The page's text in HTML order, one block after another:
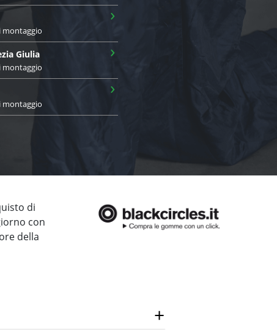
montaggio
›
Giulia
montaggio
›
montaggio
›
di
con
della